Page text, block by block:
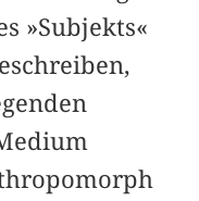
»Subjekts«